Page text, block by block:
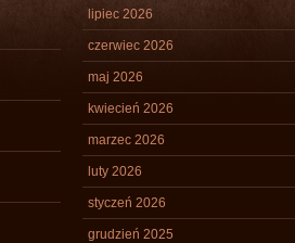
lipiec 2026
czerwiec 2026
maj 2026
kwiecień 2026
marzec 2026
luty 2026
styczeń 2026
grudzień 2025